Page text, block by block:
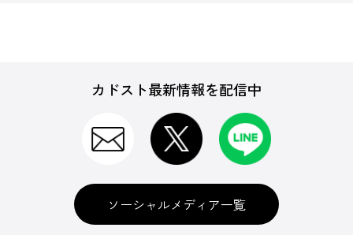
カドスト最新情報を配信中
ソーシャルメディア一覧